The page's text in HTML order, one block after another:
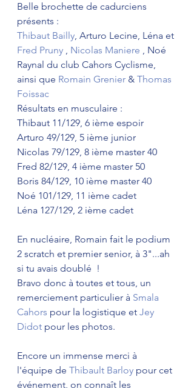
Belle brochette de cadurciens
présents :
Thibaut Bailly, Arturo Lecine, Léna et
Fred Pruny , Nicolas Maniere , Noé
Raynal du club Cahors Cyclisme,
ainsi que Romain Grenier & Thomas
Foissac
Résultats en musculaire :
Thibaut 11/129, 6 ième espoir
Arturo 49/129, 5 ième junior
Nicolas 79/129, 8 ième master 40
Fred 82/129, 4 ième master 50
Boris 84/129, 10 ième master 40
Noé 101/129, 11 ième cadet
Léna 127/129, 2 ième cadet
En nucléaire, Romain fait le podium
2 scratch et premier senior, à 3"...ah
si tu avais doublé  !
Bravo donc à toutes et tous, un
remerciement particulier à Smala
Cahors pour la logistique et Jey
Didot pour les photos.
Encore un immense merci à
l'équipe de Thibault Barloy pour cet
événement, on connaît les